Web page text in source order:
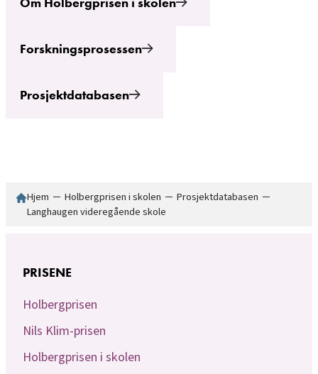
Forskningsprosessen
Prosjektdatabasen
Hjem ─ Holbergprisen i skolen ─ Prosjektdatabasen ─
Langhaugen videregående skole
PRISENE
Holbergprisen
Nils Klim-prisen
Holbergprisen i skolen